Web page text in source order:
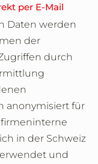
per E-Mail
Daten werden
der
durch
anonymisiert für
firmeninterne
in der Schweiz
und